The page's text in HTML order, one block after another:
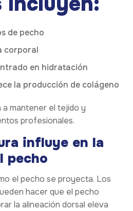
de pecho
corporal
en hidratación
la producción de colágeno
mantener el tejido y
profesionales.
influye en la
pecho
el pecho se proyecta. Los
hacer que el pecho
la alineación dorsal eleva